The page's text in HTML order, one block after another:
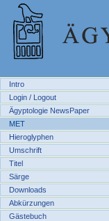
Intro
Login / Logout
Ägyptologie NewsPaper
MET
Hieroglyphen
Umschrift
Titel
Särge
Downloads
Abkürzungen
Gästebuch